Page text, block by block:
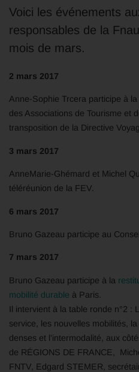
Voici les événements
responsables de la
mois de mars.
2 mars 2017
Anne-Sophie Trcera participe à
des Associations de Tourisme et
transposition de la Directive
3 mars 2017
AnneMarie-Ghémard et Michel
téléréunion de la FEV.
6 mars 2017
Bruno Gazeau participe au
7 mars 2017
Bruno Gazeau participe à la
mobilité durable à Paris.
Il intervient à la table ronde n°2 :
service, les nouvelles mobilités,
denses et l’intermodalité, aux
de RÉGIONS DE FRANCE,
FNTV, Edgard STEMER,